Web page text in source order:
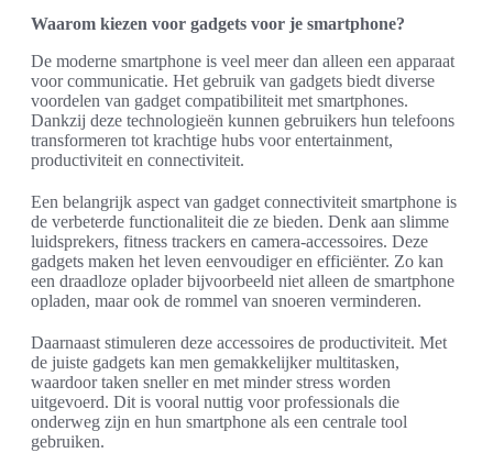
Waarom kiezen voor gadgets voor je smartphone?
De moderne smartphone is veel meer dan alleen een apparaat
voor communicatie. Het gebruik van gadgets biedt diverse
voordelen van gadget compatibiliteit met smartphones.
Dankzij deze technologieën kunnen gebruikers hun telefoons
transformeren tot krachtige hubs voor entertainment,
productiviteit en connectiviteit.
Een belangrijk aspect van gadget connectiviteit smartphone is
de verbeterde functionaliteit die ze bieden. Denk aan slimme
luidsprekers, fitness trackers en camera-accessoires. Deze
gadgets maken het leven eenvoudiger en efficiënter. Zo kan
een draadloze oplader bijvoorbeeld niet alleen de smartphone
opladen, maar ook de rommel van snoeren verminderen.
Daarnaast stimuleren deze accessoires de productiviteit. Met
de juiste gadgets kan men gemakkelijker multitasken,
waardoor taken sneller en met minder stress worden
uitgevoerd. Dit is vooral nuttig voor professionals die
onderweg zijn en hun smartphone als een centrale tool
gebruiken.